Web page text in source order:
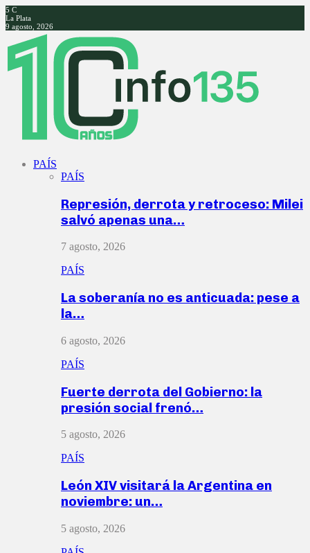
5 C
La Plata
9 agosto, 2026
Facebook
Twitter
Instagram
Youtube
PAÍS
PAÍS
Represión, derrota y retroceso: Milei
salvó apenas una…
7 agosto, 2026
PAÍS
La soberanía no es anticuada: pese a
la…
6 agosto, 2026
PAÍS
Fuerte derrota del Gobierno: la
presión social frenó…
5 agosto, 2026
PAÍS
León XIV visitará la Argentina en
noviembre: un…
5 agosto, 2026